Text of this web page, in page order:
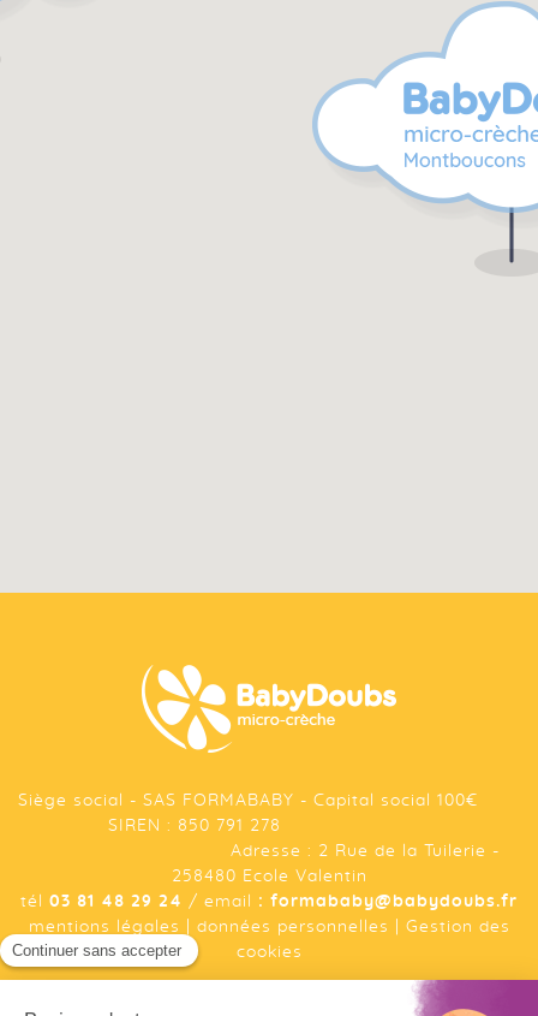
Siège social - SAS FORMABABY - Capital social 100€
SIREN : 850 791 278
Adresse : 2 Rue de la Tuilerie -
258480 Ecole Valentin
tél 03 81 48 29 24 / email : formababy@babydoubs.fr
mentions légales
données personnelles
Gestion des
cookies